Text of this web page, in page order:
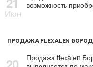
Июн
возможность
ПРОДАЖА FLEXALEN
20
Продажа flехalеn